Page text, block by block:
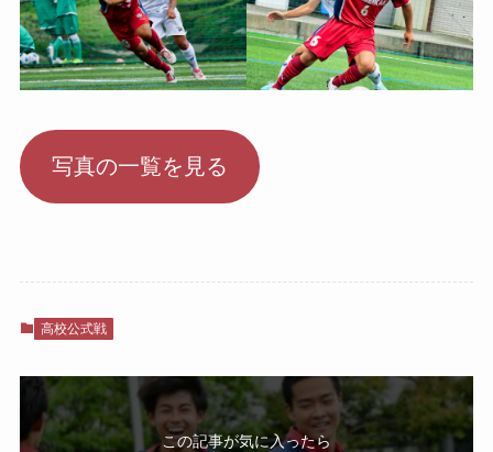
写真の一覧を見る
高校公式戦
この記事が気に入ったら